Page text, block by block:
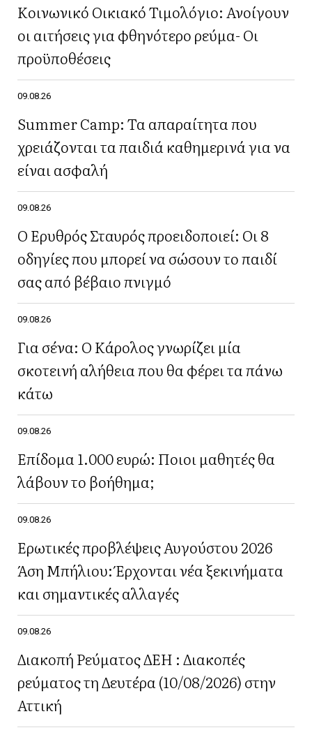
Κοινωνικό Οικιακό Τιμολόγιο: Ανοίγουν
οι αιτήσεις για φθηνότερο ρεύμα- Οι
προϋποθέσεις
09.08.26
Summer Camp: Τα απαραίτητα που
χρειάζονται τα παιδιά καθημερινά για να
είναι ασφαλή
09.08.26
Ο Ερυθρός Σταυρός προειδοποιεί: Οι 8
οδηγίες που μπορεί να σώσουν το παιδί
σας από βέβαιο πνιγμό
09.08.26
Για σένα: Ο Κάρολος γνωρίζει μία
σκοτεινή αλήθεια που θα φέρει τα πάνω
κάτω
09.08.26
Επίδομα 1.000 ευρώ: Ποιοι μαθητές θα
λάβουν το βοήθημα;
09.08.26
Ερωτικές προβλέψεις Αυγούστου 2026
Άση Μπήλιου: Έρχονται νέα ξεκινήματα
και σημαντικές αλλαγές
09.08.26
Διακοπή Ρεύματος ΔΕΗ : Διακοπές
ρεύματος τη Δευτέρα (10/08/2026) στην
Αττική